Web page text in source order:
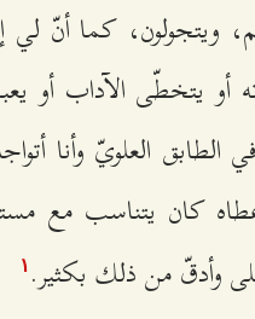
ويتجولون، كما أنّ لي
أو يتخطّى الآداب
العلويّ وأنا
كان يتناسب مع
وأدقّ من ذلك بكثير. ۱